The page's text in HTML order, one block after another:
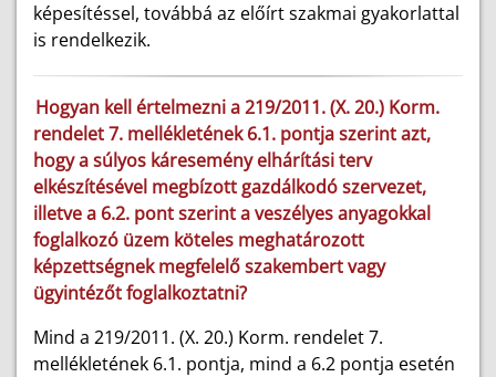
képesítéssel, továbbá az előírt szakmai gyakorlattal
is rendelkezik.
Hogyan kell értelmezni a 219/2011. (X. 20.) Korm.
rendelet 7. mellékletének 6.1. pontja szerint azt,
hogy a súlyos káresemény elhárítási terv
elkészítésével megbízott gazdálkodó szervezet,
illetve a 6.2. pont szerint a veszélyes anyagokkal
foglalkozó üzem köteles meghatározott
képzettségnek megfelelő szakembert vagy
ügyintézőt foglalkoztatni?
Mind a 219/2011. (X. 20.) Korm. rendelet 7.
mellékletének 6.1. pontja, mind a 6.2 pontja esetén